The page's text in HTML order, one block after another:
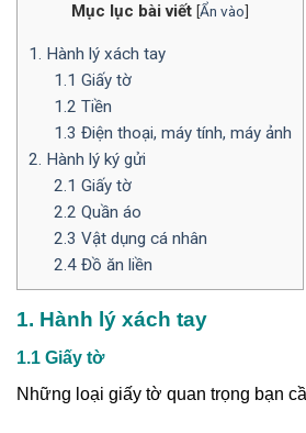
Mục lục bài viết [Ẩn vào]
1. Hành lý xách tay
1.1 Giấy tờ
1.2 Tiền
1.3 Điện thoại, máy tính, máy ảnh
2. Hành lý ký gửi
2.1 Giấy tờ
2.2 Quần áo
2.3 Vật dụng cá nhân
2.4 Đồ ăn liền
1. Hành lý xách tay
1.1 Giấy tờ
Những loại giấy tờ quan trọng bạn